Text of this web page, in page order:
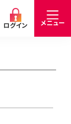
ログイン メニュー
閉じる
お問合わせ
閉じる
閉じる